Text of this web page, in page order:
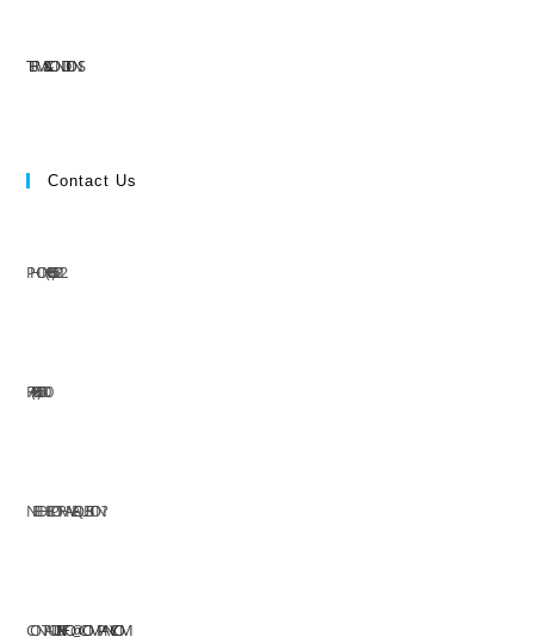
TERMS & CONDITIONS
Contact Us
PHONE: (+63) 555 1212
FAX: (+63) 555 0100
NEED HELP OR HAVE A QUESTION?
CONTACT US AT:INFO@COMPANY.COM